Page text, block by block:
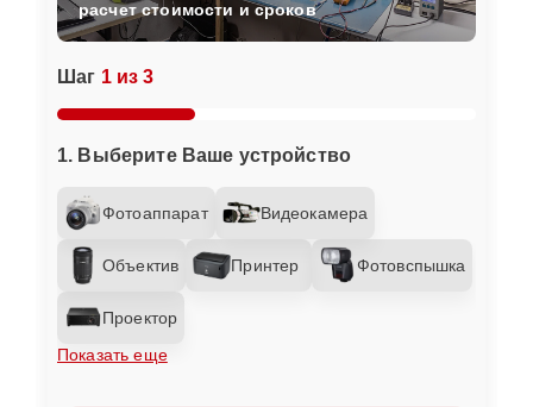
Шаг 1 из 3
1. Выберите Ваше устройство
Фотоаппарат Видеокамера
Объектив Принтер Фотовспышка
Проектор
Показать еще
расчет стоимости и сроков